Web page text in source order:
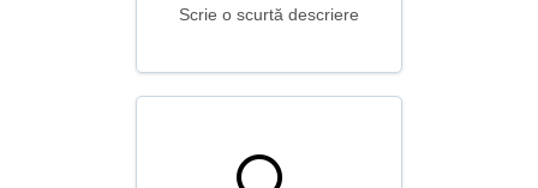
Scrie o scurtă descriere